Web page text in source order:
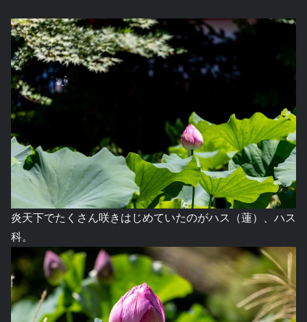
炎天下でたくさん咲きはじめていたのがハス（蓮）、ハス
科。